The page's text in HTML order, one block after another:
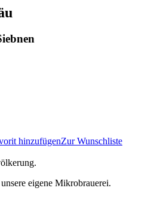
hinzufügenZur Wunschliste
eigene Mikrobrauerei.